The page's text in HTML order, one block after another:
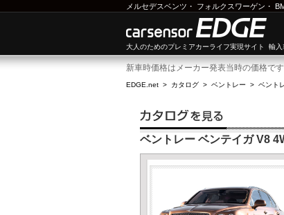
メルセデスベンツ ・ フォルクスワーゲン ・
大人のためのプレミアカーライフ実現サイト 輸
新車時価格はメーカー発表当時の価格です
EDGE.net > カタログ > ベントレー > ベント
ベントレー ベンテイガ V8